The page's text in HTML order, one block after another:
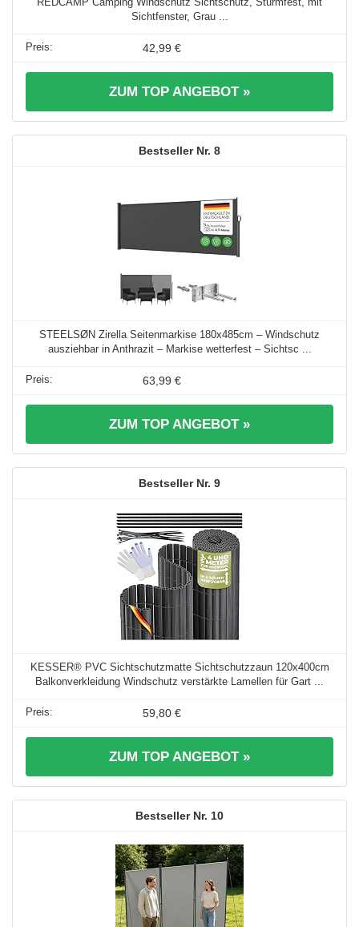
Sichtfenster, Grau ...
42,99 €
ZUM TOP ANGEBOT »
8
STEELSØN Zirella Seitenmarkise 180x485cm – Windschutz
ausziehbar in Anthrazit – Markise wetterfest – Sichtsc ...
63,99 €
ZUM TOP ANGEBOT »
9
KESSER® PVC Sichtschutzmatte Sichtschutzzaun 120x400cm
Balkonverkleidung Windschutz verstärkte Lamellen für Gart ...
59,80 €
ZUM TOP ANGEBOT »
10